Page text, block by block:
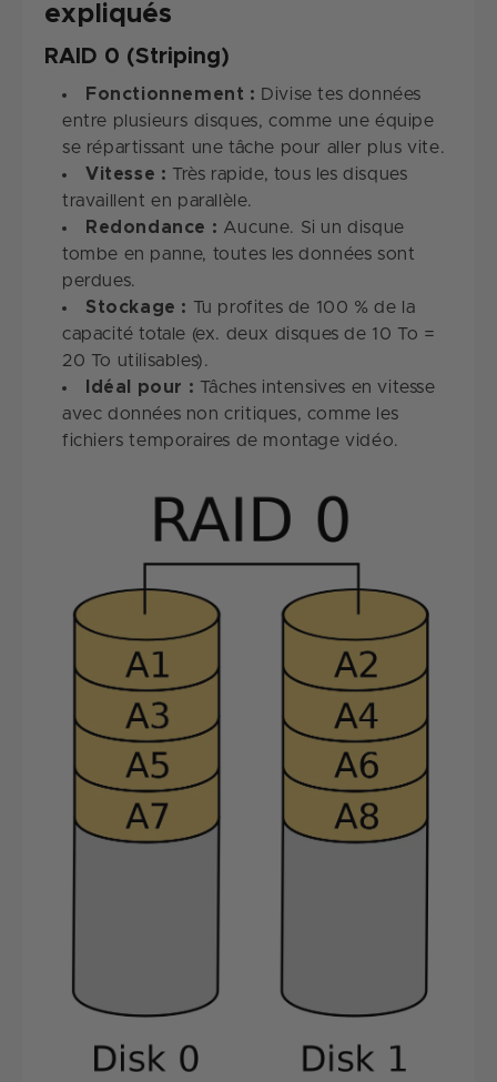
expliqués
RAID 0 (Striping)
Fonctionnement : Divise tes données
entre plusieurs disques, comme une équipe
se répartissant une tâche pour aller plus vite.
Vitesse : Très rapide, tous les disques
travaillent en parallèle.
Redondance : Aucune. Si un disque
tombe en panne, toutes les données sont
perdues.
Stockage : Tu profites de 100 % de la
capacité totale (ex. deux disques de 10 To =
20 To utilisables).
Idéal pour : Tâches intensives en vitesse
avec données non critiques, comme les
fichiers temporaires de montage vidéo.